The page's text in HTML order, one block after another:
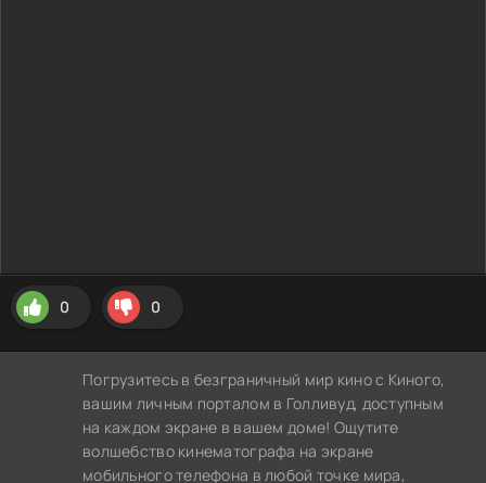
0 0
Погрузитесь в безграничный мир кино с Киного,
вашим личным порталом в Голливуд, доступным
на каждом экране в вашем доме! Ощутите
волшебство кинематографа на экране
мобильного телефона в любой точке мира,